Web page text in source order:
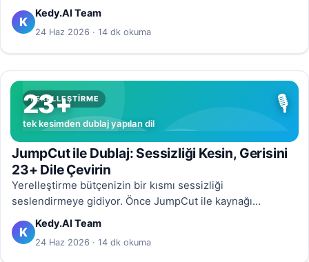
kliplere dönüştürün. Tempo neden TikTok, Reels ve
Shorts’ta kazandırır ve iki aracı en iyi sonuç için nasıl
zincirlersiniz.
K
Kedy.AI Team
24 Haz 2026 · 14 dk okuma
YERELLEŞTIRME 🎙️
23+
tek kesimden dublaj yapılan dil
JumpCut ile Dublaj: Sessizliği Kesin, Gerisini
23+ Dile Çevirin
Yerelleştirme bütçenizin bir kısmı sessizliği
seslendirmeye gidiyor. Önce JumpCut ile kaynağı
sıkılaştırın, sonra dublaja gönderin — her dilde ~%20
tasarruf ve daha kararlı dudak senkronizasyonu.
K
Kedy.AI Team
24 Haz 2026 · 14 dk okuma